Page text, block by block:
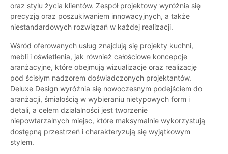
oraz stylu życia klientów. Zespół projektowy wyróżnia się
precyzją oraz poszukiwaniem innowacyjnych, a także
niestandardowych rozwiązań w każdej realizacji.
Wśród oferowanych usług znajdują się projekty kuchni,
mebli i oświetlenia, jak również całościowe koncepcje
aranżacyjne, które obejmują wizualizacje oraz realizację
pod ścisłym nadzorem doświadczonych projektantów.
Deluxe Design wyróżnia się nowoczesnym podejściem do
aranżacji, śmiałością w wybieraniu nietypowych form i
detali, a celem działalności jest tworzenie
niepowtarzalnych miejsc, które maksymalnie wykorzystują
dostępną przestrzeń i charakteryzują się wyjątkowym
stylem.